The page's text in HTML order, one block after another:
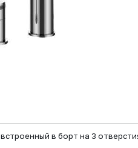
в борт на 3